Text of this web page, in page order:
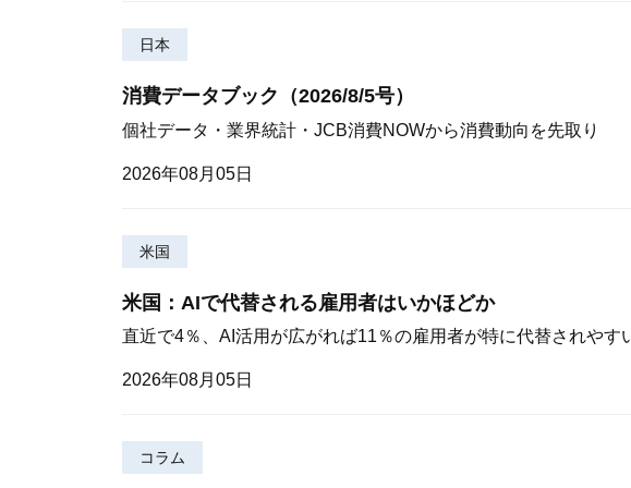
日本
消費データブック（2026/8/5号）
個社データ・業界統計・JCB消費NOWから消費動向を先取り
2026年08月05日
米国
米国：AIで代替される雇用者はいかほどか
直近で4％、AI活用が広がれば11％の雇用者が特に代替されやす
2026年08月05日
コラム